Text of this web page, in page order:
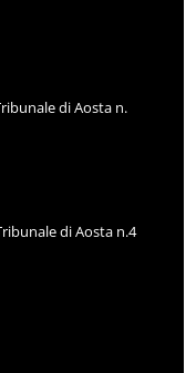
di Aosta n.
di Aosta n.4